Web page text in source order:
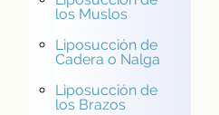
los Muslos
Liposucción de
Cadera o Nalga
Liposucción de
los Brazos